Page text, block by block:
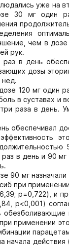
уже на
30 мг один
чем в
рук.
в день
дозы
нед.
120 мг один
в суставах и
раза в день.
обеспечивал
в день и 90 мг
90 мг назначали
при
p=0,722), и
p<0,001)
обезболивающие
применении
начала